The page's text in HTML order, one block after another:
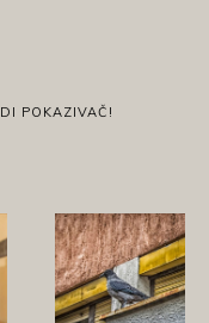
POKAZIVAČ!